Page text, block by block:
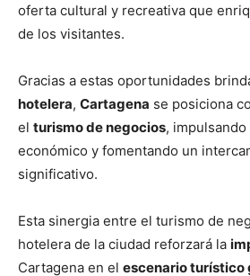
oferta cultural y recreativa que
de los visitantes.
Gracias a estas oportunidades
hotelera, Cartagena se posiciona
el turismo de negocios,
económico y fomentando un
significativo.
Esta sinergia entre el turismo de
hotelera de la ciudad reforzará la
Cartagena en el escenario turístico